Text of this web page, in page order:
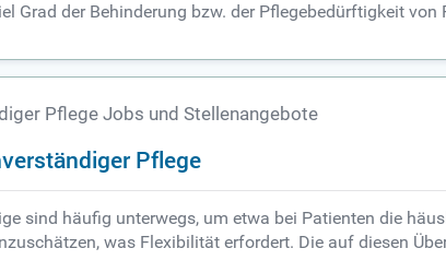
Grad der Behinderung bzw. der Pflegebedürftigkeit
Pflege Jobs und Stellenangebote
Pflege
sind häufig unterwegs, um etwa bei Patienten die
was Flexibilität erfordert. Die auf diesen